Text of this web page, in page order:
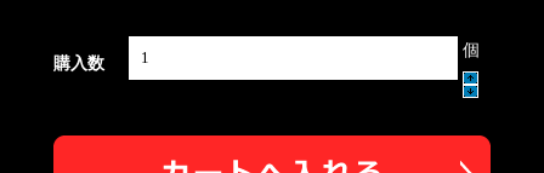
購入数
個